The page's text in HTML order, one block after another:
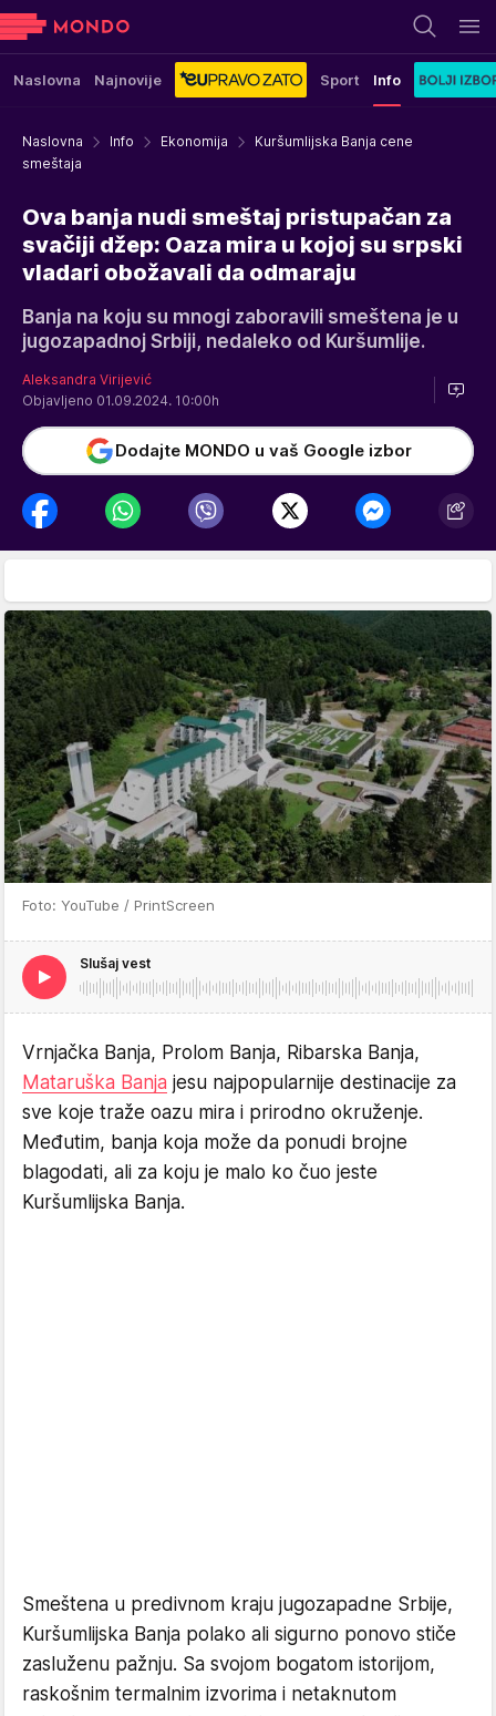
Naslovna Najnovije Sport Info
Naslovna Info Ekonomija
Kuršumlijska Banja cene
smeštaja
Ova banja nudi smeštaj pristupačan za
svačiji džep: Oaza mira u kojoj su srpski
vladari obožavali da odmaraju
Banja na koju su mnogi zaboravili smeštena je u
jugozapadnoj Srbiji, nedaleko od Kuršumlije.
Aleksandra Virijević
Objavljeno 01.09.2024. 10:00h
Dodajte MONDO u vaš Google izbor
Foto: YouTube / PrintScreen
Slušaj vest
Vrnjačka Banja, Prolom Banja, Ribarska Banja,
Mataruška Banja jesu najpopularnije destinacije za
sve koje traže oazu mira i prirodno okruženje.
Međutim, banja koja može da ponudi brojne
blagodati, ali za koju je malo ko čuo jeste
Kuršumlijska Banja.
Smeštena u predivnom kraju jugozapadne Srbije,
Kuršumlijska Banja polako ali sigurno ponovo stiče
zasluženu pažnju. Sa svojom bogatom istorijom,
raskošnim termalnim izvorima i netaknutom